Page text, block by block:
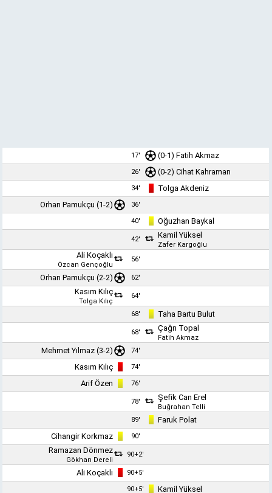
17' (0-1)Fatih Akmaz
26' (0-2)Cihat Kahraman
34'
Tolga Akdeniz
Orhan Pamukçu (1-2) 36'
40' Oğuzhan Baykal
42' Kamil Yüksel
Zafer Kargoğlu
Ali Koçaklı
Özcan Gençoğlu
56'
Orhan Pamukçu (2-2) 62'
Kasım Kılıç
Tolga Kılıç
64'
68' Taha Bartu Bulut
68' Çağrı Topal
Fatih Akmaz
Mehmet Yılmaz (3-2) 74'
Kasım Kılıç 74'
Arif Özen 76'
78' Şefik Can Erel
Buğrahan Telli
89'
Faruk Polat
Cihangir Korkmaz
90'
Ramazan Dönmez
Gökhan Dereli
90+2'
Ali Koçaklı 90+5'
90+5' Kamil Yüksel